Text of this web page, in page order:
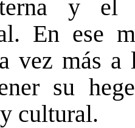
y el
En ese
vez más
su
cultural.